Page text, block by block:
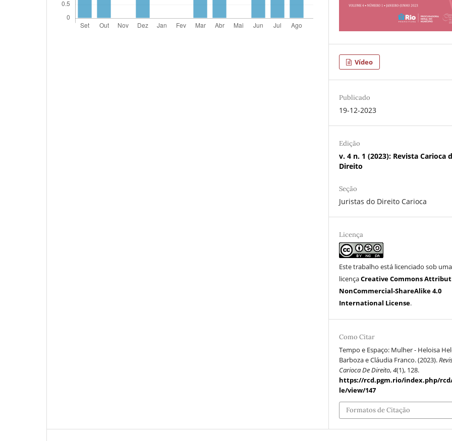
Vídeo
Publicado
19-12-2023
Edição
v. 4 n. 1 (2023): Revista Carioca
Direito
Seção
Juristas do Direito Carioca
Licença
Este trabalho está licenciado sob uma
licençaCreative Commons
NonCommercial-ShareAlike 4.0
International License.
Como Citar
Tempo e Espaço: Mulher - Heloisa
Barboza e Cláudia Franco. (2023).
Carioca De Direito,4(1), 128.
https://rcd.pgm.rio/index.php/
le/view/147
Formatos de Citação